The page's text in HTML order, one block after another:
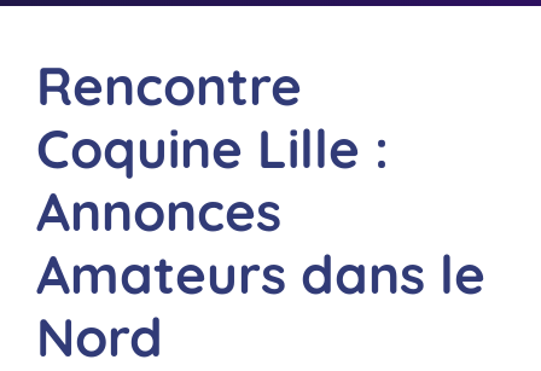
Rencontre
Coquine Lille :
Annonces
Amateurs dans le
Nord